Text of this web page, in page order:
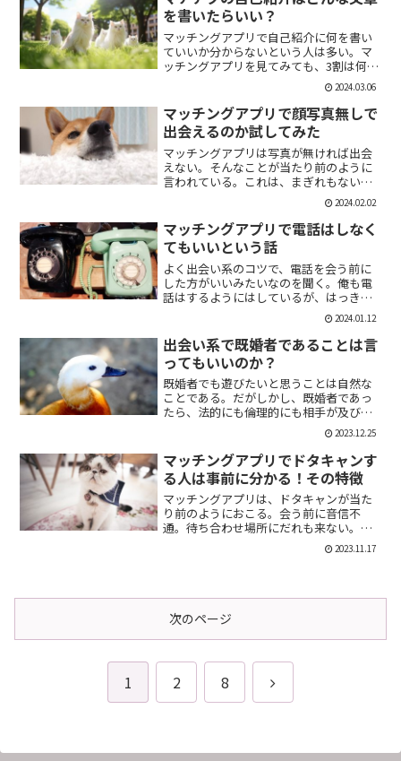
風立てずに振るか。遊び人...
を書いたらいい？
マッチングアプリで自己紹介に何を書い
ていいか分からないという人は多い。マ
ッチングアプリを見てみても、3割は何も
書いていない人がいる。なかには、何を
書いていいか分かりませんー。とだけ書
いている人も。なので、今回の記事はマ
チアプのプロフィールの...
2024.03.06
マッチングアプリで顔写真無しで
出会えるのか試してみた
マッチングアプリは写真が無ければ出会
えない。そんなことが当たり前のように
言われている。これは、まぎれもない事
実だと思う。自分が使う時に写真を載せ
ていない人は無視するし、相手をするに
しても適当にあしらう。写真無しで出会
えるのは、お金が発生する...
2024.02.02
マッチングアプリで電話はしなく
てもいいという話
よく出会い系のコツで、電話を会う前に
した方がいいみたいなのを聞く。俺も電
話はするようにはしているが、はっきり
言っちゃうと電話なんていらない。よっ
ぽど話術や声に自信ある人だけすればい
いと思っている。では、その理由を語っ
ていこう。電話を嫌がる人...
2024.01.12
出会い系で既婚者であることは言
ってもいいのか？
既婚者でも遊びたいと思うことは自然な
ことである。だがしかし、既婚者であっ
たら、法的にも倫理的にも相手が及び腰
になることは明らかだ。では、既婚者で
あることを言わない方がいいのか。否、
それは違う。既婚者であることを伝える
メリット出会い系で既婚者...
2023.12.25
マッチングアプリでドタキャンす
る人は事前に分かる！その特徴
マッチングアプリは、ドタキャンが当た
り前のようにおこる。会う前に音信不
通。待ち合わせ場所にだれも来ない。そ
んなの普通だ。迷惑な話だが、このドタ
キャン野郎どもは見分けることができ
2023.11.17
次のページ
1 2 8
次